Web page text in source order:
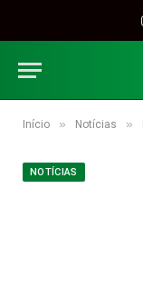
Início » Notícias »
NOTÍCIAS